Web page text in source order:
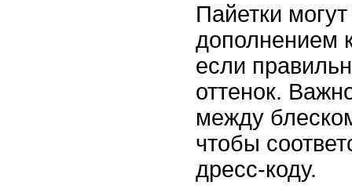
Пайетки
дополнением
если
оттенок.
между
чтобы
дресс-коду.